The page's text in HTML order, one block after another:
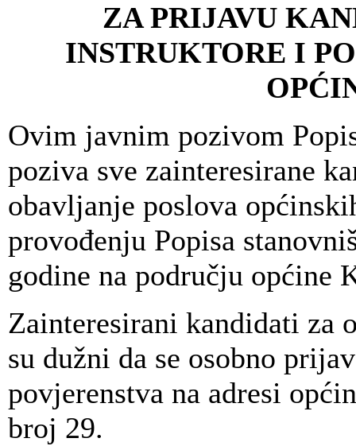
ZA PRIJAVU
INSTRUKTORE I
Ovim javnim pozivom
poziva sve zainteresirane
obavljanje poslova
provođenju Popisa
godine na području općine
Zainteresirani kandidati za
su dužni da se osobno
povjerenstva na adresi
broj 29.